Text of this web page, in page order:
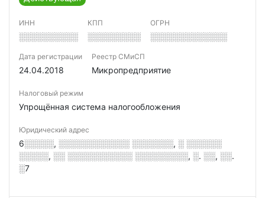
ИНН
░░░░░░░░░░
КПП
░░░░░░░░░
ОГРН
░░░░░░░░░░░░░
Дата регистрации
24.04.2018
Реестр СМиСП
Микропредприятие
Налоговый режим
Упрощённая система налогообложения
Юридический адрес
6░░░░░, ░░░░░░░░░░░░ ░░░░░░░, ░ ░░░░░░
░░░░░, ░░ ░░░░░░░░░░░ ░░░░░░░░░, ░. ░░, ░░.
░7